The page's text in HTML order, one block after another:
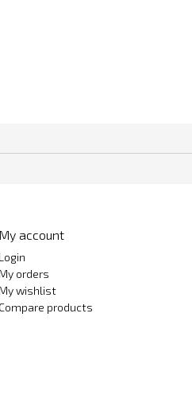
My account
Login
My orders
My wishlist
Compare products